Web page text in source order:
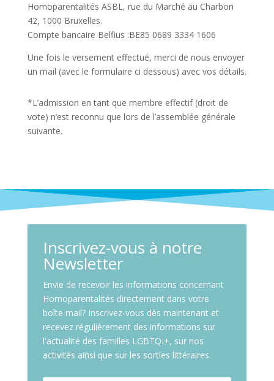
Homoparentalités ASBL, rue du Marché au Charbon
42, 1000 Bruxelles.
Compte bancaire Belfius :BE85 0689 3334 1606
Une fois le versement effectué, merci de nous envoyer
un mail (avec le formulaire ci dessous) avec vos détails.
*L’admission en tant que membre effectif (droit de
vote) n’est reconnu que lors de l’assemblée générale
suivante.
Inscrivez-vous à notre
Newsletter
Envie de recevoir les informations concernant
Homoparentalités directement dans votre
boîte mail? Inscrivez-vous dès maintenant et
recevez régulièrement des informations sur
l'actualité des familles LGBTQI+, sur nos
activités ainsi que sur les sorties littéraires.